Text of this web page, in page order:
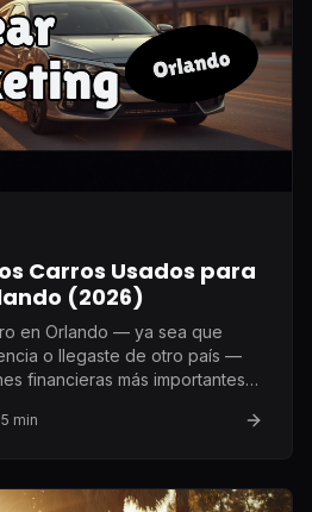
Carros Usados para
(2026)
en Orlando — ya sea que
o llegaste de otro país —
financieras más importantes
min